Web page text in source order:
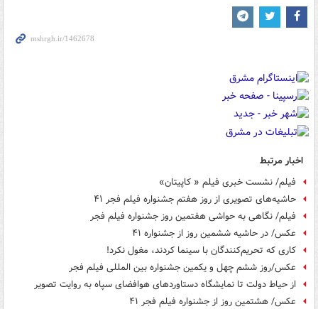
اخبار مرتبط
فیلم/ نشست خبری فیلم « کاپیتان»
حاشیه‌های تصویری از روز هفتم جشنواره فیلم فجر ۴۱
فیلم/ نگاهی به حواشی هفتمین روز جشنواره فیلم فجر
عکس/ در حاشیه ششمین روز از جشنواره ۴۱
کاری که تحریم‌کنندگان با سینما کردند، مغول نکرد!
عکس/روز ششم چهل و یکمین جشنواره بین المللی فیلم فجر
از حیاط دولت تا نمایشگاه دستاوردهای هوافضای سپاه به روایت تصویر
عکس/ هشتمین روز از جشنواره فیلم فجر ۴۱